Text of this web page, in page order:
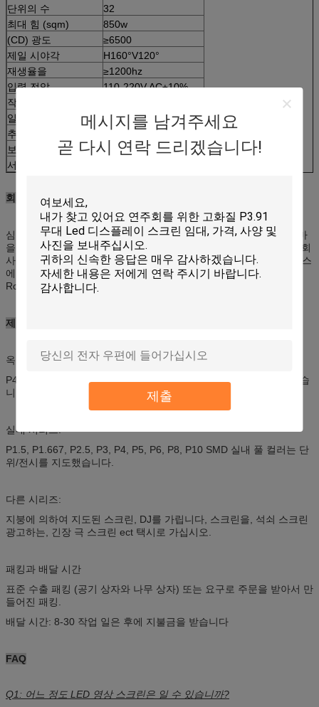
메시지를 남겨주세요
곧 다시 연락 드리겠습니다!
제출
단위의 수
32
최대 힘 (sqm)
850w
(CD) 광도
≥6500
제일 시야각
H160°V120°
재생율을
≥1200hz
입력 전압
110-220V AC±10%
작동 온도
일 습도
10%-90%RH
추천된 시거리
8-100m
보호 급료 (정면/후방)IP65
서비스 기간
회사
심천 KAILITE OPTELECTRONIC CO., 4개의 제 3 지면, BaiMang 마
을 산업, Baiwang 둘째로 Xili 도시, Nanshan 지역, 심천 China.The 회
사를 건축하는 온갖 특별한 자동차 연구 및 개발, 제조, 판매 및 서비스
에 주식 회사는 집중했습니다. 우리의 제품은 전부 세륨, UL, CCC의
Rohs 증명서를 얻었습니다.
제품 시리즈
옥외 시리즈:
P4, P5, P6, P8, P10, P16 SMD 실내 풀 컬러는 단위/전시를 지도했습
니다.
실내 시리즈:
P1.5, P1.667, P2.5, P3, P4, P5, P6, P8, P10 SMD 실내 풀 컬러는 단
위/전시를 지도했습니다.
다른 시리즈:
지붕에 의하여 지도된 스크린, DJ를 가립니다, 스크린을, 석쇠 스크린
광고하는, 긴장 극 스크린 ect 택시로 가십시오.
패킹과 배달 시간
표준 수출 패킹 (공기 상자와 나무 상자) 또는 요구로 주문을 받아서 만
들어진 패킹.
배달 시간: 8-30 작업 일은 후에 지불금을 받습니다
FAQ
Q1: 어느 정도 LED 영상 스크린은 일 수 있습니까?